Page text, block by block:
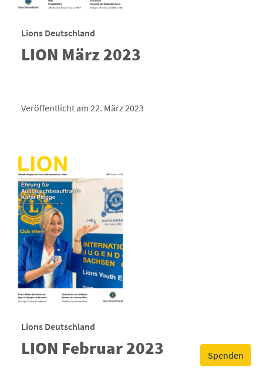
Spenden
Lions Deutschland
LION März 2023
Veröffentlicht am 22. März 2023
Lions Deutschland
LION Februar 2023